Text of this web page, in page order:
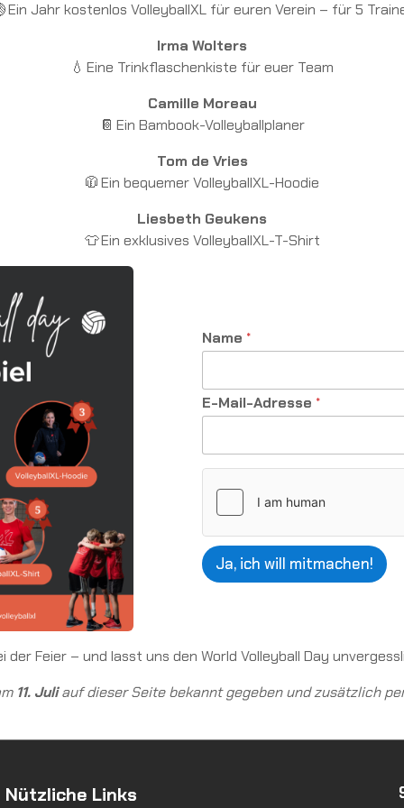
Ein Jahr kostenlos VolleyballXL für euren Verein – für 5
Irma Wolters
💧 Eine Trinkflaschenkiste für euer Team
Camille Moreau
📔 Ein Bambook-Volleyballplaner
Tom de Vries
🧥 Ein bequemer VolleyballXL-Hoodie
Liesbeth Geukens
👕 Ein exklusives VolleyballXL-T-Shirt
Name *
E-Mail-Adresse *
Ja, ich will mitmachen!
der Feier – und lasst uns den World Volleyball Day
11. Juliauf dieser Seite bekannt gegeben und zusätzlich
Nützliche Links